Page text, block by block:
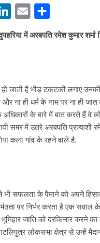
का नया धमाकेदार गाना जल्द, दुबई
में महाधमाका, ‘सिर्फ आपके’ की शूटिंग लखनऊ
Li
n
k
n
E
ai
h
ar
में अरबपति रमेश कुमार
जाती है भीड़ टकटकी लगाए
ना ही धर्म के नाम पर ना ही
के बारे में बात करते हैं वे
समर में उतरे अरबपति प्रत्याशी
कला गांव के रहने वाले है.
भी सफलता के पैमाने को अपने
पर निर्भर करता है एक सवाल
जाति को दरकिनार करने
लोकसभा क्षेत्र से उन्हें